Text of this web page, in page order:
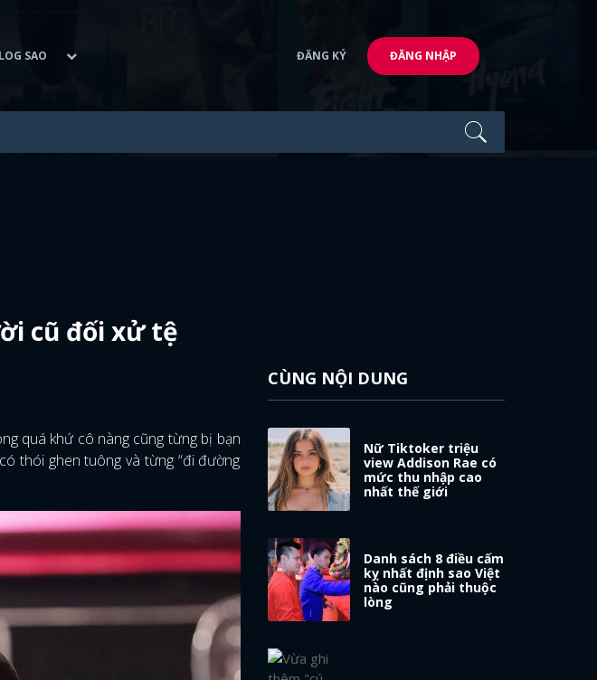
SAO ĐĂNG KÝ ĐĂNG NHẬP
cũ đối xử tệ
quá khứ cô nàng cũng từng bị bạn
thói ghen tuông và từng “đi đường
CÙNG NỘI DUNG
Nữ Tiktoker triệu
view Addison Rae có
mức thu nhập cao
nhất thế giới
Danh sách 8 điều cấm
kỵ nhất định sao Việt
nào cũng phải thuộc
lòng